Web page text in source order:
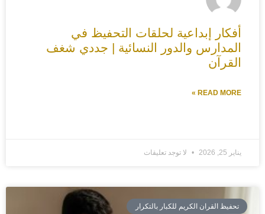
أفكار إبداعية لحلقات التحفيظ في
المدارس والدور النسائية | جددي شغف
القرآن
READ MORE »
يناير 25, 2026 لا توجد تعليقات
تحفيظ القران الكريم للكبار بالتكرار